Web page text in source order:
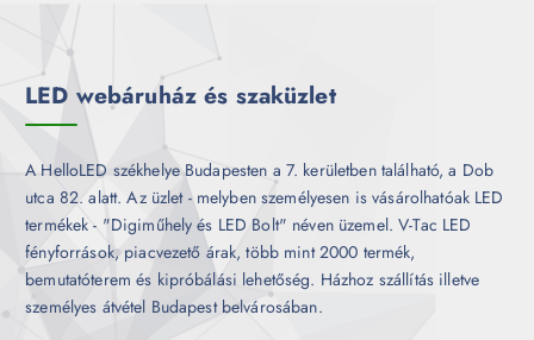
LED webáruház és szaküzlet
A HelloLED székhelye Budapesten a 7. kerületben található, a Dob
utca 82. alatt. Az üzlet - melyben személyesen is vásárolhatóak LED
termékek - "Digiműhely és LED Bolt" néven üzemel. V-Tac LED
fényforrások, piacvezető árak, több mint 2000 termék,
bemutatóterem és kipróbálási lehetőség. Házhoz szállítás illetve
személyes átvétel Budapest belvárosában.